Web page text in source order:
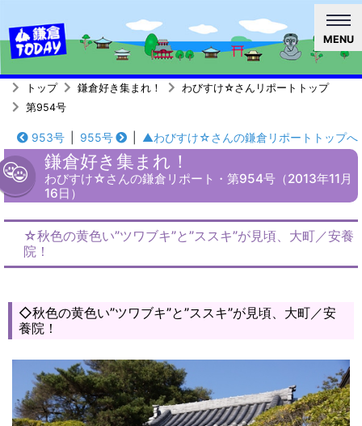
MENU
トップ 鎌倉好き集まれ！
わびすけ☆さんリポートトップ
第954号
953号 955号 ▲わびすけ☆さんの鎌倉リポートトップへ
鎌倉好き集まれ！
わびすけ☆さんの鎌倉リポート・第954号（2013年11月
16日）
☆秋色の黄色い”ツワブキ”と”ススキ”が見頃、大町／安養
院！
◇秋色の黄色い”ツワブキ”と”ススキ”が見頃、大町／安
養院！